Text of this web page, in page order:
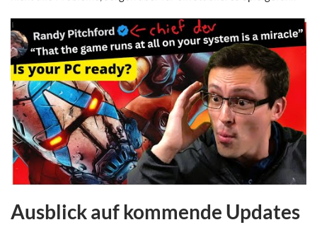
Ausblick auf kommende Updates